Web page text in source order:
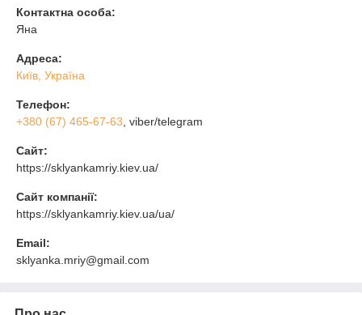
Контактна особа:
Яна
Адреса:
Київ, Україна
Телефон:
+380 (67) 465-67-63 , viber/telegram
Сайт:
https://sklyankamriy.kiev.ua/
Сайт компанії:
https://sklyankamriy.kiev.ua/ua/
Email:
sklyanka.mriy@gmail.com